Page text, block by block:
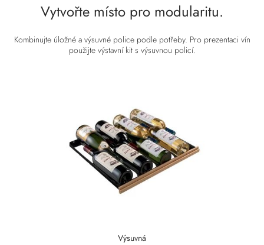
Vytvořte místo pro modularitu.
Kombinujte úložné a výsuvné police podle potřeby. Pro prezentaci vín
použijte výstavní kit s výsuvnou policí.
Výsuvná